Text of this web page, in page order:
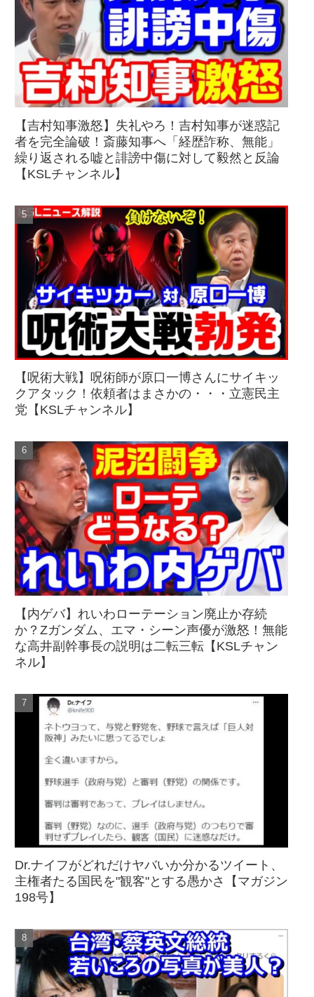
【吉村知事激怒】失礼やろ！吉村知事が迷惑記
者を完全論破！斎藤知事へ「経歴詐称、無能」
繰り返される嘘と誹謗中傷に対して毅然と反論
【KSLチャンネル】
【呪術大戦】呪術師が原口一博さんにサイキッ
クアタック！依頼者はまさかの・・・立憲民主
党【KSLチャンネル】
【内ゲバ】れいわローテーション廃止か存続
か？Zガンダム、エマ・シーン声優が激怒！無能
な高井副幹事長の説明は二転三転【KSLチャン
ネル】
Dr.ナイフがどれだけヤバいか分かるツイート、
主権者たる国民を"観客"とする愚かさ【マガジン
198号】